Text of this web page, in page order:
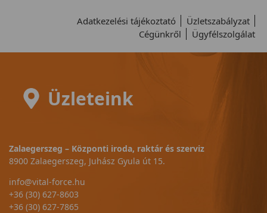
Adatkezelési tájékoztató
Üzletszabályzat
Cégünkről
Ügyfélszolgálat
Üzleteink
Zalaegerszeg – Központi iroda, raktár és szerviz
8900 Zalaegerszeg, Juhász Gyula út 15.
info@vital-force.hu
+36 (30) 627-8603
+36 (30) 627-7865